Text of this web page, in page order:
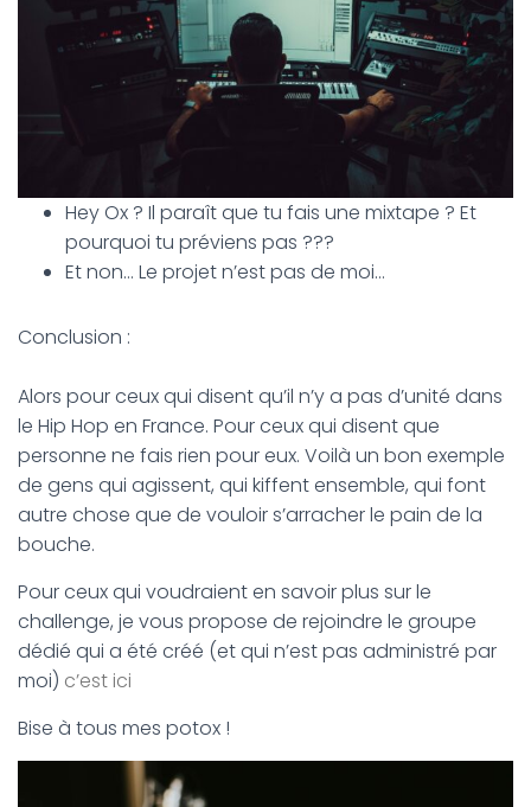
Hey Ox ? Il paraît que tu fais une mixtape ? Et
pourquoi tu préviens pas ???
Et non… Le projet n’est pas de moi…
Conclusion :
Alors pour ceux qui disent qu’il n’y a pas d’unité dans
le Hip Hop en France. Pour ceux qui disent que
personne ne fais rien pour eux. Voilà un bon exemple
de gens qui agissent, qui kiffent ensemble, qui font
autre chose que de vouloir s’arracher le pain de la
bouche.
Pour ceux qui voudraient en savoir plus sur le
challenge, je vous propose de rejoindre le groupe
dédié qui a été créé (et qui n’est pas administré par
moi) c’est ici
Bise à tous mes potox !